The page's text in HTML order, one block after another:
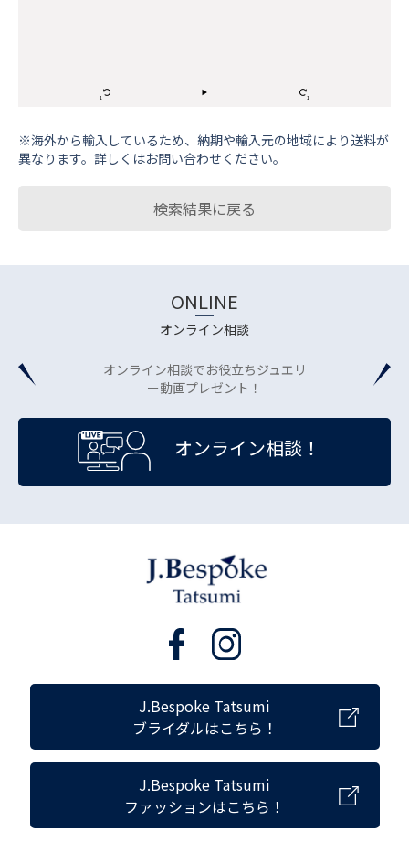
※海外から輸⼊しているため、納期や輸⼊元の地域により送料が
異なります。詳しくはお問い合わせください。
検索結果に戻る
ONLINE
オンライン相談
オンライン相談でお役立ちジュエリ
ー動画プレゼント！
オンライン相談！
J.Bespoke Tatsumi
ブライダルはこちら！
J.Bespoke Tatsumi
ファッションはこちら！